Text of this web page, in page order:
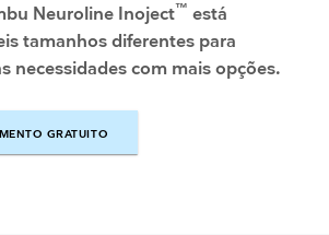
Neuroline Inoject™ está
tamanhos diferentes para
necessidades com mais opções.
GRATUITO